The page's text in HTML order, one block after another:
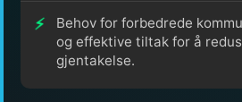
Behov for forbedrede
og effektive tiltak for å
gjentakelse.